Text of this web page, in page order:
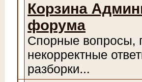
Корзина
форума
Спорные вопросы,
некорректные
разборки...